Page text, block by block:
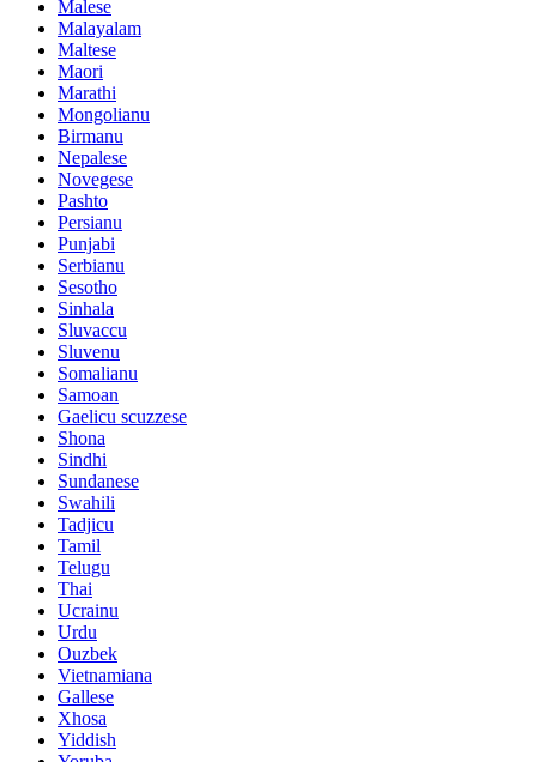
Malese
Malayalam
Maltese
Maori
Marathi
Mongolianu
Birmanu
Nepalese
Novegese
Pashto
Persianu
Punjabi
Serbianu
Sesotho
Sinhala
Sluvaccu
Sluvenu
Somalianu
Samoan
Gaelicu scuzzese
Shona
Sindhi
Sundanese
Swahili
Tadjicu
Tamil
Telugu
Thai
Ucrainu
Urdu
Ouzbek
Vietnamiana
Gallese
Xhosa
Yiddish